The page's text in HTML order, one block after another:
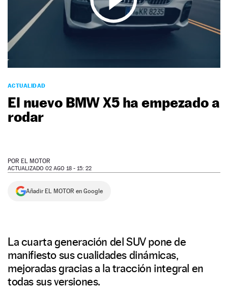
SÍGUENOS
ACTUALIDAD
El nuevo BMW X5 ha empezado a
rodar
POR EL MOTOR
ACTUALIZADO 02 AGO 18 - 15: 22
Añadir EL MOTOR en Google
La cuarta generación del SUV pone de
manifiesto sus cualidades dinámicas,
mejoradas gracias a la tracción integral en
todas sus versiones.